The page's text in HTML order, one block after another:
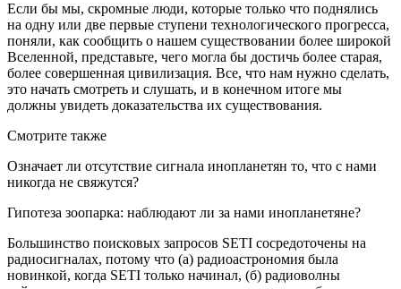
Если бы мы, скромные люди, которые только что поднялись
на одну или две первые ступени технологического прогресса,
поняли, как сообщить о нашем существовании более широкой
Вселенной, представьте, чего могла бы достичь более старая,
более совершенная цивилизация. Все, что нам нужно сделать,
это начать смотреть и слушать, и в конечном итоге мы
должны увидеть доказательства их существования.
Смотрите также
Означает ли отсутствие сигнала инопланетян то, что с нами
никогда не свяжутся?
Гипотеза зоопарка: наблюдают ли за нами инопланетяне?
Большинство поисковых запросов SETI сосредоточены на
радиосигналах, потому что (а) радиоастрономия была
новинкой, когда SETI только начинал, (б) радиоволны